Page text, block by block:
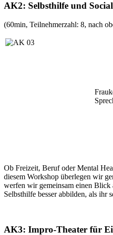
AK2: Selbsthilfe und
(60min, Teilnehmerzahl: 8, nach
Ob Freizeit, Beruf oder Mental
diesem Workshop überlegen wir
werfen wir gemeinsam einen Blick
Selbsthilfe besser abbilden, als ihr
AK3: Impro-Theater für